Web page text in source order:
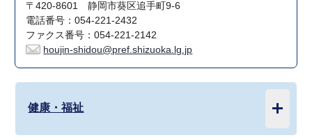
〒420-8601 静岡市葵区追手町9-6
電話番号：054-221-2432
ファクス番号：054-221-2142
houjin-shidou@pref.shizuoka.lg.jp
健康・福祉